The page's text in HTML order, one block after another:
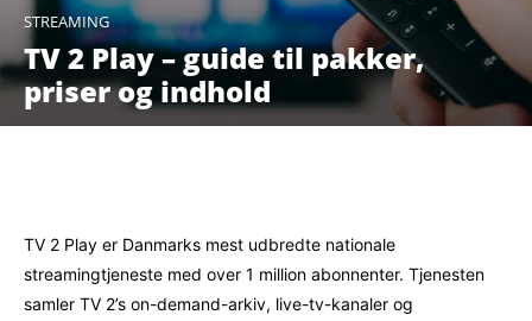
STREAMING
TV 2 Play – guide til pakker,
priser og indhold
TV 2 Play er Danmarks mest udbredte nationale
streamingtjeneste med over 1 million abonnenter. Tjenesten
samler TV 2’s on-demand-arkiv, live-tv-kanaler og